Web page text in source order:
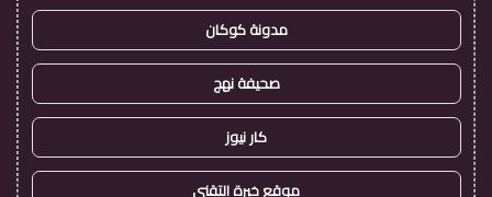
مدونة كوكان
صحيفة نهج
كار نيوز
موقع خبرة التقني